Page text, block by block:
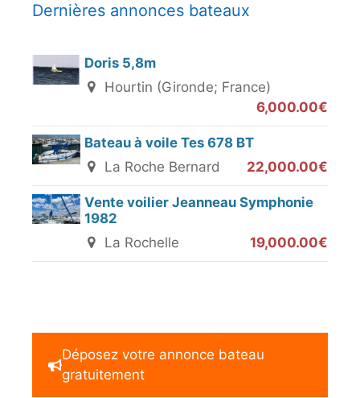
Dernières annonces bateaux
Doris 5,8m
Hourtin (Gironde; France)
6,000.00€
Bateau à voile Tes 678 BT
La Roche Bernard
22,000.00€
Vente voilier Jeanneau Symphonie
1982
La Rochelle
19,000.00€
Déposez votre annonce bateau
gratuitement